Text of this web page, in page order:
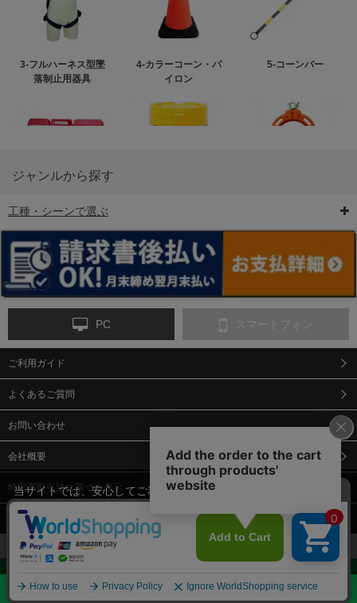
お見積・ご購入へ
3-フルハーネス型墜
落制止用器具
4-カラーコーン・パ
イロン
5-コーンバー
6-矢印板/LED矢印板
ンス
9-点字マット・タイ
12-安全ベスト
13-誘導灯・誘導棒・
合図灯・手旗
14-ライフジャケット
ジャンルから探す
工種・シーンで選ぶ
PC スマートフォン
ご利用ガイド
よくあるご質問
お問い合わせ
会社概要
特定商取引法に基づく表示
個人情報保護方針
Copyright© 2018 Sendaimeiban All Rights Reserved.
当サイトでは、安心してご利用いただくため（なりすまし防止
等）、またサイトの利便性向上のため、クッキー(Cookie)を使用
しています。 サイトのクッキー(Cookie)の使用に関しては、「プ
ライバシーポリシー」をお読みください。